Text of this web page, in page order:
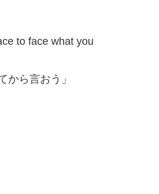
to face what you
から言おう」